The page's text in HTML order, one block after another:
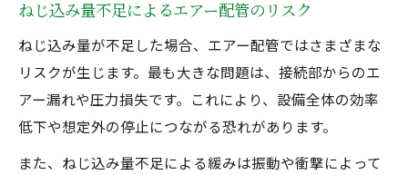
ねじ込み量不足によるエアー配管のリスク
ねじ込み量が不足した場合、エアー配管ではさまざまな
リスクが生じます。最も大きな問題は、接続部からのエ
アー漏れや圧力損失です。これにより、設備全体の効率
低下や想定外の停止につながる恐れがあります。
また、ねじ込み量不足による緩みは振動や衝撃によって